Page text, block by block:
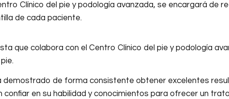
Clínico del pie y podología avanzada, se encargará de
de cada paciente.
que colabora con el Centro Clínico del pie y podología
demostrado de forma consistente obtener excelentes
confiar en su habilidad y conocimientos para ofrecer un